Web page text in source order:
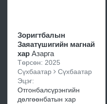
Зоригтбалын
Заяатүшигийн магнай
хар Азарга
Төрсөн: 2025
Сүхбаатар
Сүхбаатар
Эцэг:
Отгонбалсүрэнгийн
дөлгөөнбатын хар